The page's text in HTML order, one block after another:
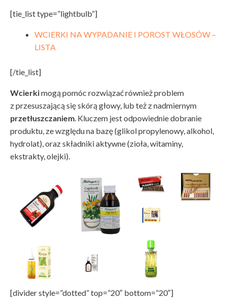
[tie_list type=”lightbulb”]
WCIERKI NA WYPADANIE I POROST WŁOSÓW –
LISTA
[/tie_list]
Wcierkimogą pomóc rozwiązać również problem
z przesuszającą się skórą głowy, lub też z nadmiernym
przetłuszczaniem. Kluczem jest odpowiednie dobranie
produktu, ze względu na bazę (glikol propylenowy, alkohol,
hydrolat), oraz składniki aktywne (zioła, witaminy,
ekstrakty, olejki).
[divider style=”dotted” top=”20″ bottom=”20″]